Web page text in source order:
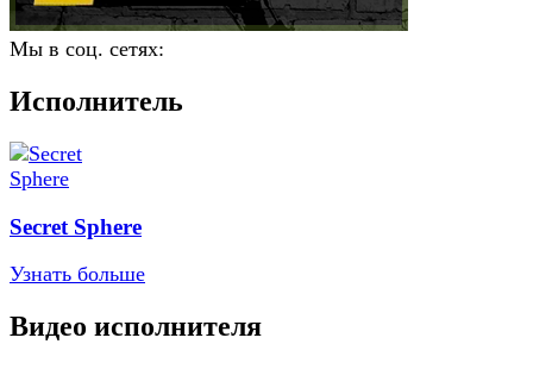
Мы в соц. сетях:
Исполнитель
Secret Sphere
Узнать больше
Видео исполнителя